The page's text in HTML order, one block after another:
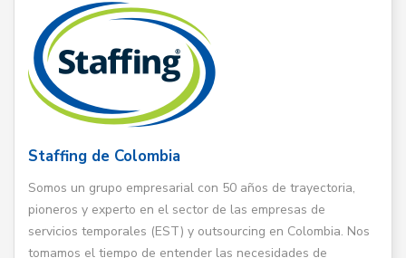
Staffing de Colombia
Somos un grupo empresarial con 50 años de trayectoria,
pioneros y experto en el sector de las empresas de
servicios temporales (EST) y outsourcing en Colombia. Nos
tomamos el tiempo de entender las necesidades de